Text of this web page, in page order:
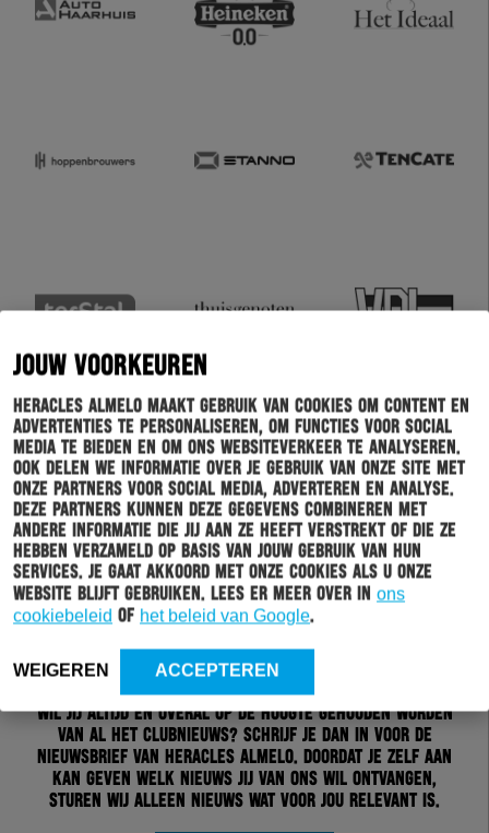
JOUW VOORKEUREN
Heracles Almelo maakt gebruik van cookies om content en
advertenties te personaliseren, om functies voor social
media te bieden en om ons websiteverkeer te analyseren.
Ook delen we informatie over je gebruik van onze site met
onze partners voor social media, adverteren en analyse.
Deze partners kunnen deze gegevens combineren met
andere informatie die jij aan ze heeft verstrekt of die ze
hebben verzameld op basis van jouw gebruik van hun
services. Je gaat akkoord met onze cookies als u onze
website blijft gebruiken. Lees er meer over in ons
cookiebeleid of het beleid van Google.
WEIGEREN ACCEPTEREN
Schrijf je in voor onze nieuwsbrief
Wil jij altijd en overal op de hoogte gehouden worden
van al het clubnieuws? Schrijf je dan in voor de
nieuwsbrief van Heracles Almelo. Doordat je zelf aan
kan geven welk nieuws jij van ons wil ontvangen,
sturen wij alleen nieuws wat voor jou relevant is.